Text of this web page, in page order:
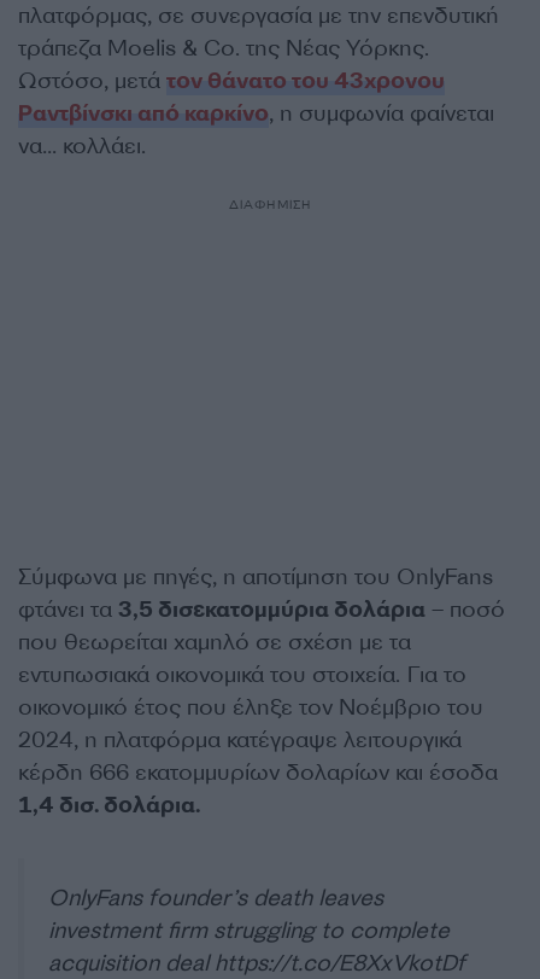
πλατφόρμας, σε συνεργασία με την επενδυτική
τράπεζα Moelis & Co. της Νέας Υόρκης.
Ωστόσο, μετά τον θάνατο του 43χρονου
Ραντβίνσκι από καρκίνο, η συμφωνία φαίνεται
να… κολλάει.
ΔΙΑΦΗΜΙΣΗ
Σύμφωνα με πηγές, η αποτίμηση του OnlyFans
φτάνει τα 3,5 δισεκατομμύρια δολάρια – ποσό
που θεωρείται χαμηλό σε σχέση με τα
εντυπωσιακά οικονομικά του στοιχεία. Για το
οικονομικό έτος που έληξε τον Νοέμβριο του
2024, η πλατφόρμα κατέγραψε λειτουργικά
κέρδη 666 εκατομμυρίων δολαρίων και έσοδα
1,4 δισ. δολάρια.
OnlyFans founder’s death leaves
investment firm struggling to complete
acquisition dealhttps://t.co/E8XxVkotDf